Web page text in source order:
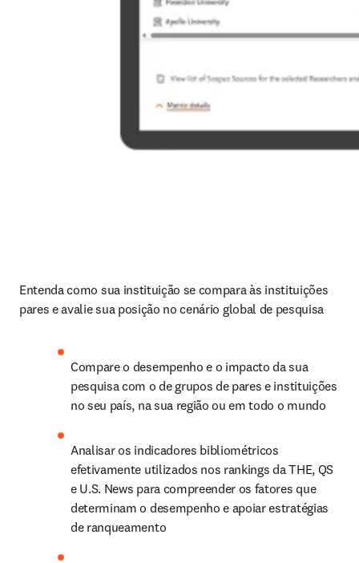
Entenda como sua instituição se compara às instituições
pares e avalie sua posição no cenário global de pesquisa
Compare o desempenho e o impacto da sua
pesquisa com o de grupos de pares e instituições
no seu país, na sua região ou em todo o mundo
Analisar os indicadores bibliométricos
efetivamente utilizados nos rankings da THE, QS
e U.S. News para compreender os fatores que
determinam o desempenho e apoiar estratégias
de ranqueamento